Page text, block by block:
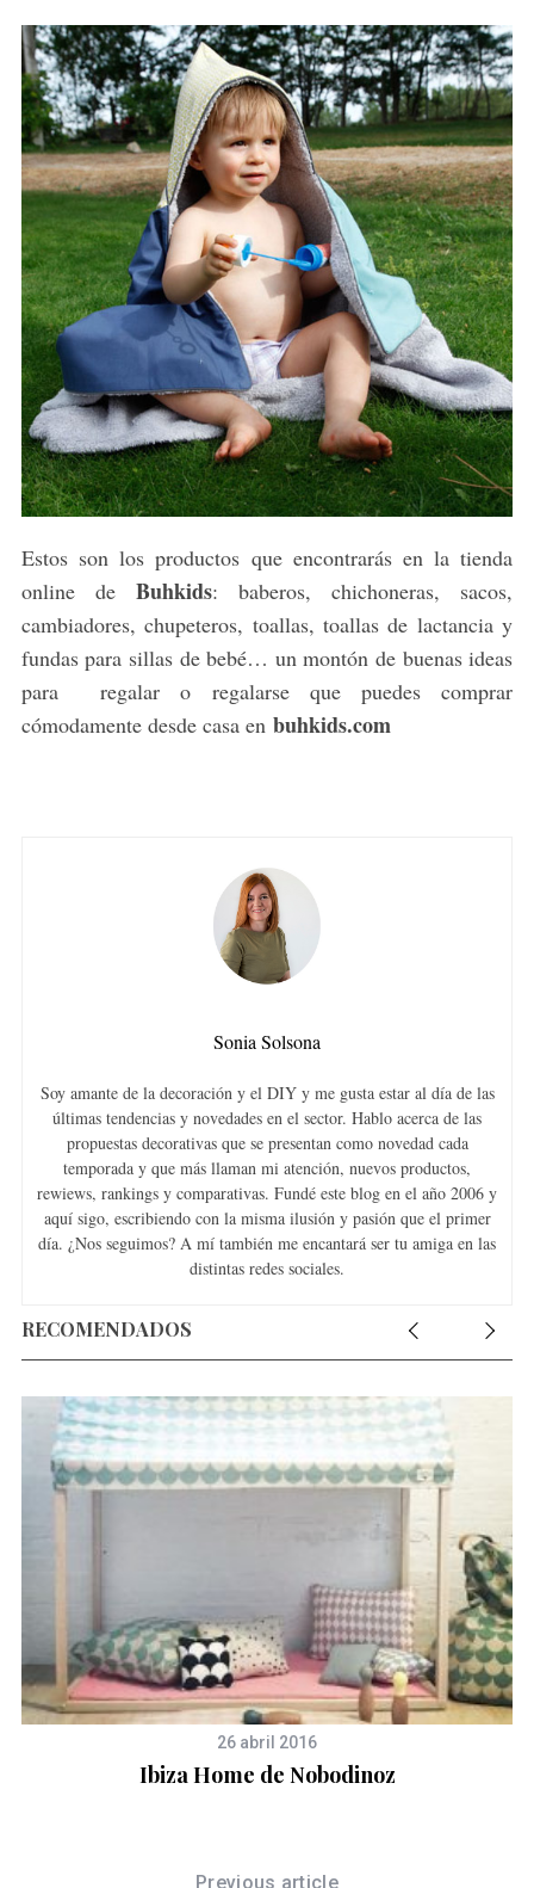
Estos son los productos que encontrarás en la tienda
online de Buhkids: baberos, chichoneras, sacos,
cambiadores, chupeteros, toallas, toallas de lactancia y
fundas para sillas de bebé… un montón de buenas ideas
para regalar o regalarse que puedes comprar
cómodamente desde casa en buhkids.com
Sonia Solsona
Soy amante de la decoración y el DIY y me gusta estar al día de las
últimas tendencias y novedades en el sector. Hablo acerca de las
propuestas decorativas que se presentan como novedad cada
temporada y que más llaman mi atención, nuevos productos,
rewiews, rankings y comparativas. Fundé este blog en el año 2006 y
aquí sigo, escribiendo con la misma ilusión y pasión que el primer
día. ¿Nos seguimos? A mí también me encantará ser tu amiga en las
distintas redes sociales.
RECOMENDADOS
26 abril 2016
Ibiza Home de Nobodinoz
Previous article
S
e
a
r
f
o
: